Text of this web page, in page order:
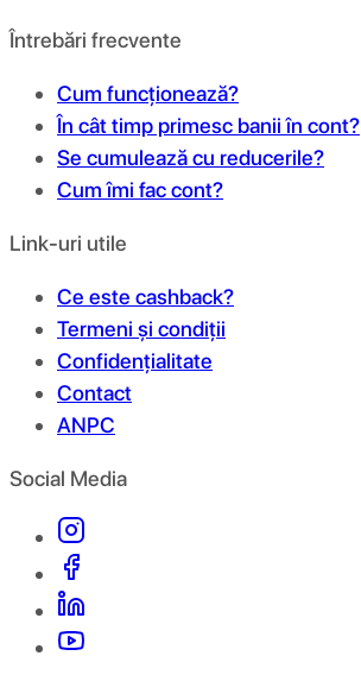
Întrebări frecvente
Cum funcționează?
În cât timp primesc banii în cont?
Se cumulează cu reducerile?
Cum îmi fac cont?
Link-uri utile
Ce este cashback?
Termeni și condiții
Confidențialitate
Contact
ANPC
Social Media